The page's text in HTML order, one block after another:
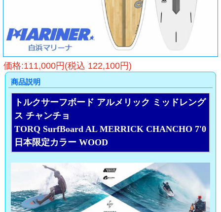
価格:111,000円(税込 122,100円)
商品説明
トルクサーフボード アルメリック ミッドレング
ス チャンチョ
TORQ SurfBoard AL MERRICK CHANCHO 7'0
日本限定カラー WOOD